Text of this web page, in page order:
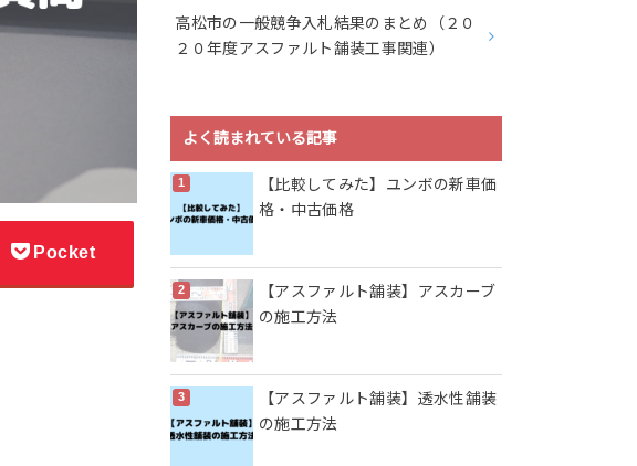
Pocket
高松市の一般競争入札結果のまとめ（２０
２０年度アスファルト舗装工事関連）
よく読まれている記事
【比較してみた】ユンボの新車価
格・中古価格
【アスファルト舗装】アスカーブ
の施工方法
【アスファルト舗装】透水性舗装
の施工方法